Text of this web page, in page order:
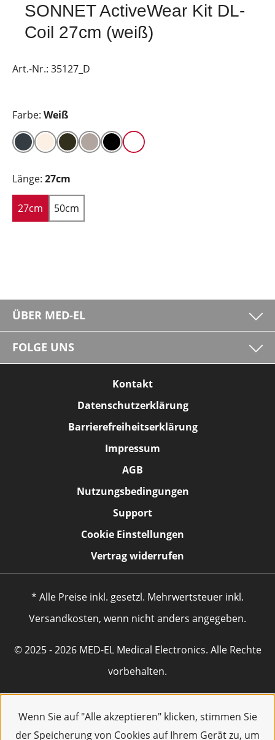
Wenn Sie auf "Alle akzeptieren" klicken, stimmen Sie
der Speicherung von Cookies auf Ihrem Gerät zu, um
SONNET ActiveWear Kit DL-
Coil 27cm (weiß)
Art.-Nr.: 35127_D
Farbe: Weiß
Länge: 27cm
27cm 50cm
ÜBER MED-EL
FOLGE UNS
Kontakt
Datenschutzerklärung
Barrierefreiheitserklärung
Impressum
AGB
Nutzungsbedingungen
Support
Cookie Einstellungen
Vertrag widerrufen
* Alle Preise inkl. gesetzl. Mehrwertsteuer inkl.
Versandkosten, wenn nicht anders angegeben.
© 2025 - 2026 MED-EL Medical Electronics. Alle Rechte
vorbehalten.